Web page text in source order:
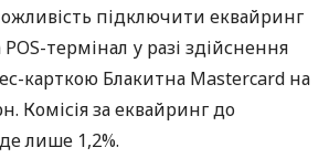
підключити еквайринг
термінал у разі здійснення
карткою Блакитна Mastercard на
Комісія за еквайринг до
лише 1,2%.